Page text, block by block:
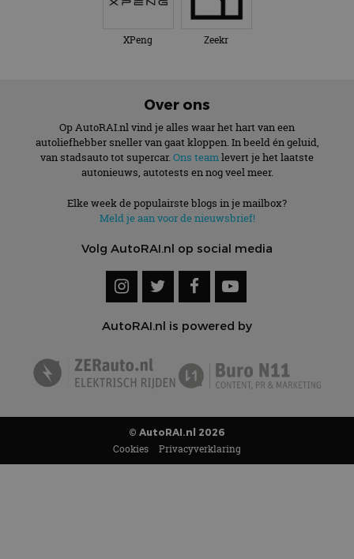
XPeng Zeekr
Over ons
Op AutoRAI.nl vind je alles waar het hart van een
autoliefhebber sneller van gaat kloppen. In beeld én geluid,
van stadsauto tot supercar. Ons teamlevert je het laatste
autonieuws, autotests en nog veel meer.
Elke week de populairste blogs in je mailbox?
Meld je aan voor de nieuwsbrief!
Volg AutoRAI.nl op social media
AutoRAI.nl is powered by
© AutoRAI.nl 2026
Cookies Privacyverklaring